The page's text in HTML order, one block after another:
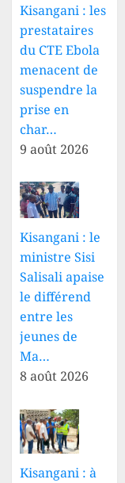
Kisangani : les
prestataires
du CTE Ebola
menacent de
suspendre la
prise en
char…
9 août 2026
Kisangani : le
ministre Sisi
Salisali apaise
le différend
entre les
jeunes de
Ma…
8 août 2026
Kisangani : à